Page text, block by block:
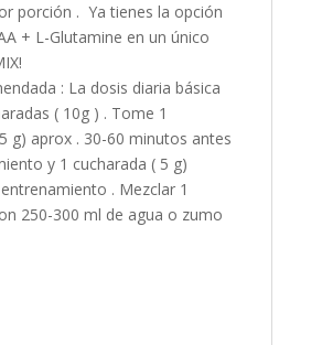
porción . Ya tienes la opción
+ L-Glutamine en un único
: La dosis diaria básica
( 10g ) . Tome 1
g) aprox . 30-60 minutos antes
y 1 cucharada ( 5 g)
. Mezclar 1
250-300 ml de agua o zumo